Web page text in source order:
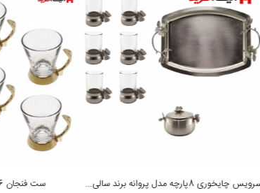
سرویس چایخوری 8پارچه مدل پروانه برند سالی نو ست فنجان 6 نفره طلایی لالیک